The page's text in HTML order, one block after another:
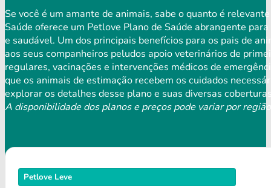
Se você é um amante de animais, sabe o quanto é
Saúde oferece um Petlove Plano de Saúde abrangente
e saudável. Um dos principais benefícios para os pais de
aos seus companheiros peludos apoio veterinários de
regulares, vacinações e intervenções médicos de
que os animais de estimação recebem os cuidados
explorar os detalhes desse plano e suas diversas
A disponibilidade dos planos e preços pode variar por
Petlove Leve